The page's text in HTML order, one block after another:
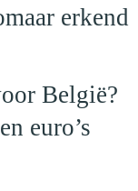
erkend
België?
euro’s